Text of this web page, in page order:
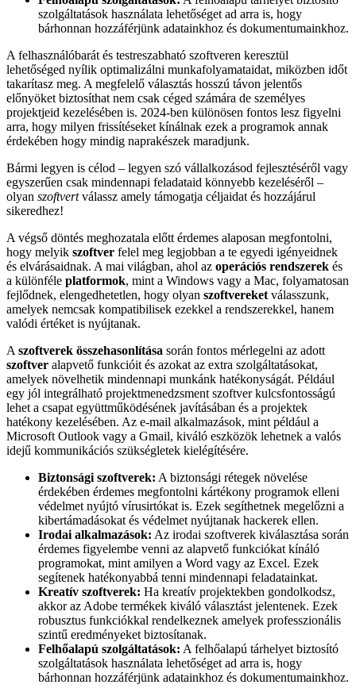
szolgáltatások használata lehetőséget ad arra is, hogy
bárhonnan hozzáférjünk adatainkhoz és dokumentumainkhoz.
A felhasználóbarát és testreszabható szoftveren keresztül
lehetőséged nyílik optimalizálni munkafolyamataidat, miközben időt
takarítasz meg. A megfelelő választás hosszú távon jelentős
előnyöket biztosíthat nem csak céged számára de személyes
projektjeid kezelésében is. 2024-ben különösen fontos lesz figyelni
arra, hogy milyen frissítéseket kínálnak ezek a programok annak
érdekében hogy mindig naprakészek maradjunk.
Bármi legyen is célod – legyen szó vállalkozásod fejlesztéséről vagy
egyszerűen csak mindennapi feladataid könnyebb kezeléséről –
olyan szoftvertválassz amely támogatja céljaidat és hozzájárul
sikeredhez!
A végső döntés meghozatala előtt érdemes alaposan megfontolni,
hogy melyik szoftver felel meg legjobban a te egyedi igényeidnek
és elvárásaidnak. A mai világban, ahol az operációs rendszerek és
a különféle platformok, mint a Windows vagy a Mac, folyamatosan
fejlődnek, elengedhetetlen, hogy olyan szoftvereket válasszunk,
amelyek nemcsak kompatibilisek ezekkel a rendszerekkel, hanem
valódi értéket is nyújtanak.
A szoftverek összehasonlítása során fontos mérlegelni az adott
szoftver alapvető funkcióit és azokat az extra szolgáltatásokat,
amelyek növelhetik mindennapi munkánk hatékonyságát. Például
egy jól integrálható projektmenedzsment szoftver kulcsfontosságú
lehet a csapat együttműködésének javításában és a projektek
hatékony kezelésében. Az e-mail alkalmazások, mint például a
Microsoft Outlook vagy a Gmail, kiváló eszközök lehetnek a valós
idejű kommunikációs szükségletek kielégítésére.
Biztonsági szoftverek: A biztonsági rétegek növelése
érdekében érdemes megfontolni kártékony programok elleni
védelmet nyújtó vírusirtókat is. Ezek segíthetnek megelőzni a
kibertámadásokat és védelmet nyújtanak hackerek ellen.
Irodai alkalmazások: Az irodai szoftverek kiválasztása során
érdemes figyelembe venni az alapvető funkciókat kínáló
programokat, mint amilyen a Word vagy az Excel. Ezek
segítenek hatékonyabbá tenni mindennapi feladatainkat.
Kreatív szoftverek: Ha kreatív projektekben gondolkodsz,
akkor az Adobe termékek kiváló választást jelentenek. Ezek
robusztus funkciókkal rendelkeznek amelyek professzionális
szintű eredményeket biztosítanak.
Felhőalapú szolgáltatások: A felhőalapú tárhelyet biztosító
szolgáltatások használata lehetőséget ad arra is, hogy
bárhonnan hozzáférjünk adatainkhoz és dokumentumainkhoz.